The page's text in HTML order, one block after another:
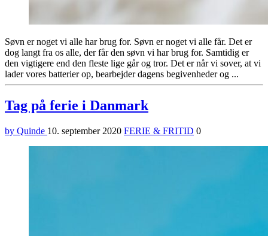
Søvn er noget vi alle har brug for. Søvn er noget vi alle får. Det er
dog langt fra os alle, der får den søvn vi har brug for. Samtidig er
den vigtigere end den fleste lige går og tror. Det er når vi sover, at vi
lader vores batterier op, bearbejder dagens begivenheder og ...
Tag på ferie i Danmark
by Quinde 10. september 2020 FERIE & FRITID 0